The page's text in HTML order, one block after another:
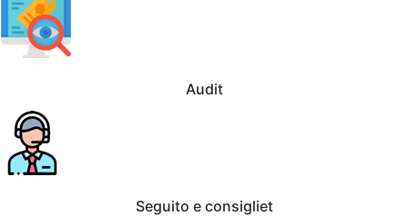
Audit
Seguito e consigliet